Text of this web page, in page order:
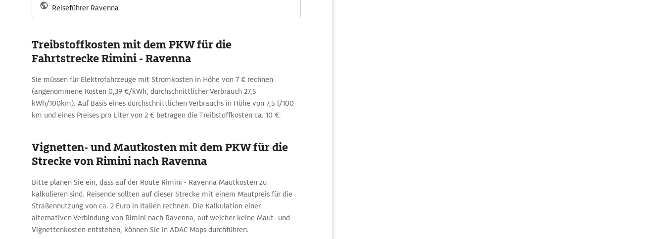
Reiseführer Ravenna
Treibstoffkosten mit dem PKW für die
Fahrtstrecke Rimini - Ravenna
Sie müssen für Elektrofahrzeuge mit Stromkosten in Höhe von 7 € rechnen
(angenommene Kosten 0,39 €/kWh, durchschnittlicher Verbrauch 27,5
kWh/100km). Auf Basis eines durchschnittlichen Verbrauchs in Höhe von 7,5 l/100
km und eines Preises pro Liter von 2 € betragen die Treibstoffkosten ca. 10 €.
Vignetten- und Mautkosten mit dem PKW für die
Strecke von Rimini nach Ravenna
Bitte planen Sie ein, dass auf der Route Rimini - Ravenna Mautkosten zu
kalkulieren sind. Reisende sollten auf dieser Strecke mit einem Mautpreis für die
Straßennutzung von ca. 2 Euro in Italien rechnen. Die Kalkulation einer
alternativen Verbindung von Rimini nach Ravenna, auf welcher keine Maut- und
Vignettenkosten entstehen, können Sie in ADAC Maps durchführen.